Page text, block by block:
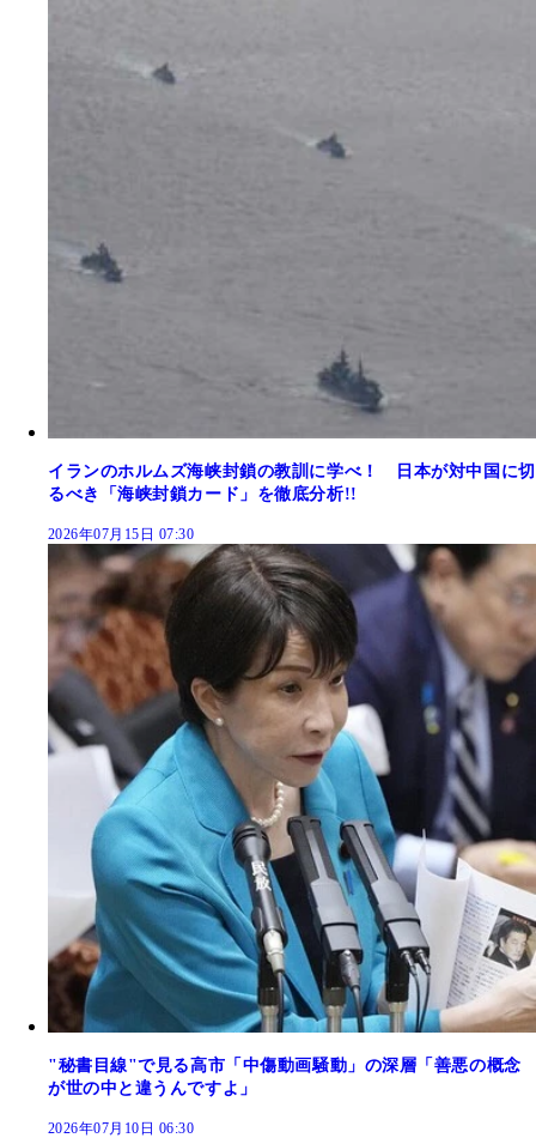
イランのホルムズ海峡封鎖の教訓に学べ！ 日本が対中国に切
るべき「海峡封鎖カード」を徹底分析!!
2026年07月15日 07:30
"秘書目線"で見る高市「中傷動画騒動」の深層「善悪の概念
が世の中と違うんですよ」
2026年07月10日 06:30